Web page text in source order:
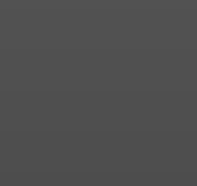
рецидивиста за попытку